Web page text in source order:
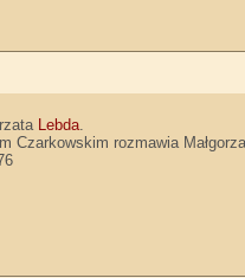
Lebda.
Czarkowskim rozmawia